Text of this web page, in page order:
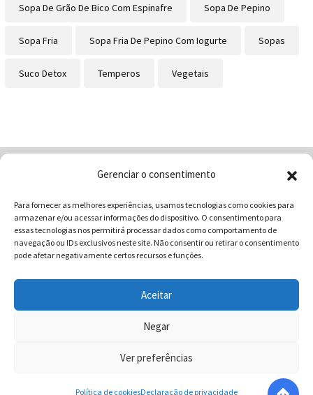
Gerenciar o consentimento
Para fornecer as melhores experiências, usamos tecnologias como cookies para
armazenar e/ou acessar informações do dispositivo. O consentimento para
essas tecnologias nos permitirá processar dados como comportamento de
navegação ou IDs exclusivos neste site. Não consentir ou retirar o consentimento
pode afetar negativamente certos recursos e funções.
Aceitar
Negar
Ver preferências
Política de cookiesDeclaração de privacidade
Sopa De Grão De Bico Com Espinafre Sopa De Pepino
Sopa Fria Sopa Fria De Pepino Com Iogurte Sopas
Suco Detox Temperos Vegetais
Contatos
Receitas
Blog
Vocabulário da Gastronomia
COMUNICAR - Comunicação e Marketing | CNPJ:
03.013.350/0001-80 | Rua 82 Nº99 Qd. F13 Lt. 13 Sala 01 - Setor
996358681 - CEP: 74.083-010 | © 2025 COMUNICAR.COM.BR